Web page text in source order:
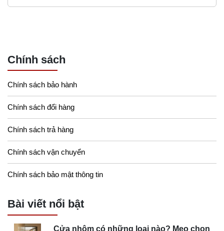
Chính sách
Chính sách bảo hành
Chính sách đổi hàng
Chính sách trả hàng
Chính sách vận chuyển
Chính sách bảo mật thông tin
Bài viết nổi bật
Cửa nhôm có những loại nào? Mẹo chọn